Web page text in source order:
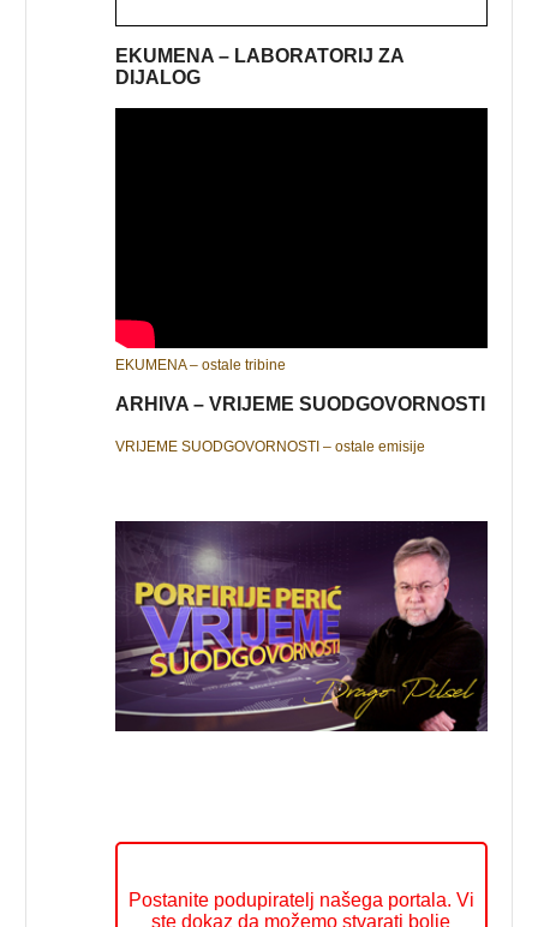
EKUMENA – LABORATORIJ ZA
DIJALOG
EKUMENA – ostale tribine
ARHIVA – VRIJEME SUODGOVORNOSTI
VRIJEME SUODGOVORNOSTI – ostale emisije
Postanite podupiratelj našega portala. Vi
ste dokaz da možemo stvarati bolje